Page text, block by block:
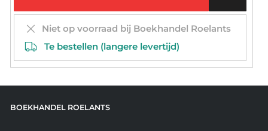
Niet op voorraad bij Boekhandel Roelants
Te bestellen (langere levertijd)
BOEKHANDEL ROELANTS